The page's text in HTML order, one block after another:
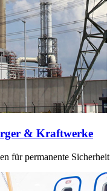
& Kraftwerke
für permanente Sicherheit